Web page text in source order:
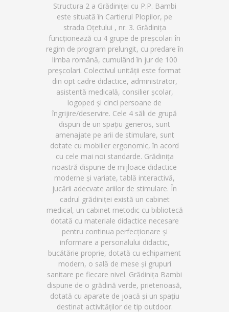
Structura 2 a Grădiniței cu P.P. Bambi
este situată în Cartierul Plopilor, pe
strada Oțetului , nr. 3. Grădinița
funcționează cu 4 grupe de preșcolari în
regim de program prelungit, cu predare în
limba română, cumulând în jur de 100
preșcolari. Colectivul unității este format
din opt cadre didactice, administrator,
asistentă medicală, consilier școlar,
logoped și cinci persoane de
îngrijire/deservire. Cele 4 săli de grupă
dispun de un spațiu generos, sunt
amenajate pe arii de stimulare, sunt
dotate cu mobilier ergonomic, în acord
cu cele mai noi standarde. Grădinița
noastră dispune de mijloace didactice
moderne și variate, tablă interactivă,
jucării adecvate ariilor de stimulare. În
cadrul grădiniței există un cabinet
medical, un cabinet metodic cu bibliotecă
dotată cu materiale didactice necesare
pentru continua perfecționare și
informare a personalului didactic,
bucătărie proprie, dotată cu echipament
modern, o sală de mese și grupuri
sanitare pe fiecare nivel. Grădinița Bambi
dispune de o grădină verde, prietenoasă,
dotată cu aparate de joacă și un spațiu
destinat activităților de tip outdoor.